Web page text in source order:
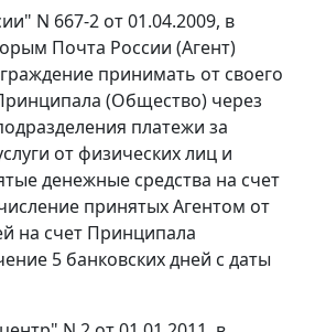
N 667-2 от 01.04.2009, в
Почта России (Агент)
принимать от своего
(Общество) через
платежи за
от физических лиц и
денежные средства на счет
принятых Агентом от
на счет Принципала
5 банковских дней с даты